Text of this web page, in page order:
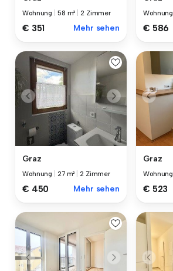
Wohnung 58 m² 2 Zimmer
€ 351 Mehr sehen
Wohnung
€ 586
Graz
Wohnung 27 m² |2 Zimmer
€ 450 Mehr sehen
Graz
Wohnung
€ 523